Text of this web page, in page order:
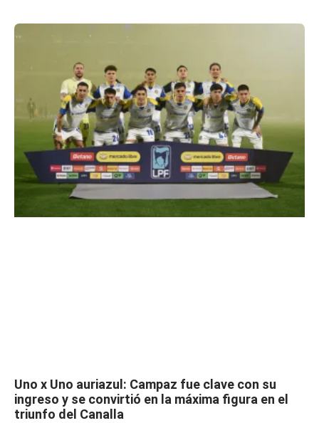
Uno x Uno auriazul: Campaz fue clave con su
ingreso y se convirtió en la máxima figura en el
triunfo del Canalla